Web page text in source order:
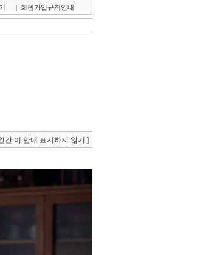
| 회원가입규칙안내
간 이 안내 표시하지 않기 ]